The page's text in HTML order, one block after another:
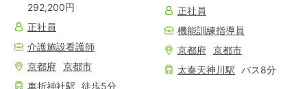
292,200円
正社員
介護施設看護師
京都府 京都市
車折神社駅 徒歩5分
正社員
機能訓練指導員
京都府 京都市
太秦天神川駅 バス8分